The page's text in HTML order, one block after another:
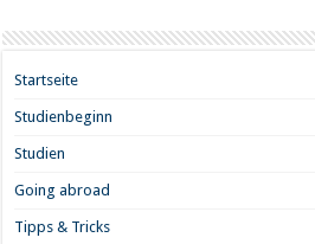
Startseite
Studienbeginn
Studien
Going abroad
Tipps & Tricks